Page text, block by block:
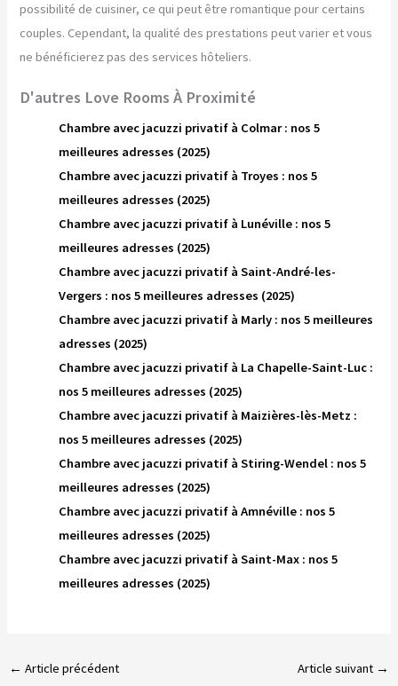
possibilité de cuisiner, ce qui peut être romantique pour certains
couples. Cependant, la qualité des prestations peut varier et vous
ne bénéficierez pas des services hôteliers.
D'autres Love Rooms À Proximité
Chambre avec jacuzzi privatif à Colmar : nos 5
meilleures adresses (2025)
Chambre avec jacuzzi privatif à Troyes : nos 5
meilleures adresses (2025)
Chambre avec jacuzzi privatif à Lunéville : nos 5
meilleures adresses (2025)
Chambre avec jacuzzi privatif à Saint-André-les-
Vergers : nos 5 meilleures adresses (2025)
Chambre avec jacuzzi privatif à Marly : nos 5 meilleures
adresses (2025)
Chambre avec jacuzzi privatif à La Chapelle-Saint-Luc :
nos 5 meilleures adresses (2025)
Chambre avec jacuzzi privatif à Maizières-lès-Metz :
nos 5 meilleures adresses (2025)
Chambre avec jacuzzi privatif à Stiring-Wendel : nos 5
meilleures adresses (2025)
Chambre avec jacuzzi privatif à Amnéville : nos 5
meilleures adresses (2025)
Chambre avec jacuzzi privatif à Saint-Max : nos 5
meilleures adresses (2025)
← Article précédent Article suivant →